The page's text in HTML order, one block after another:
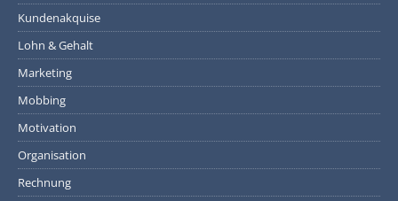
Kundenakquise
Lohn & Gehalt
Marketing
Mobbing
Motivation
Organisation
Rechnung